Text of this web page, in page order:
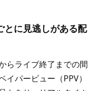
とに見逃しがある配
らライブ終了までの間
パービュー（PPV）